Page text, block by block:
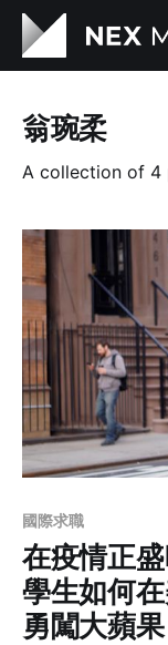
翁琬柔
A collection of 4
國際求職
在疫情正
學生如何
勇闖大蘋果